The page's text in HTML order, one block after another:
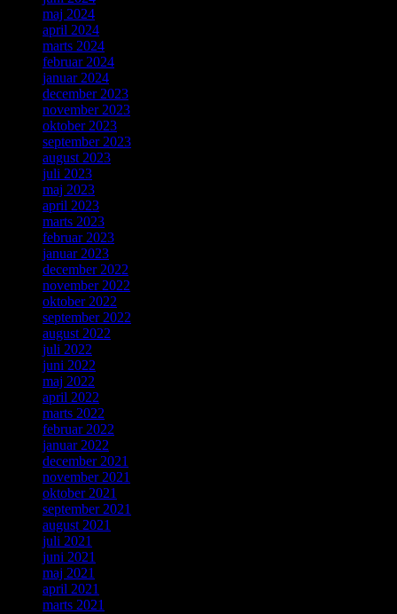
maj 2024
april 2024
marts 2024
februar 2024
januar 2024
december 2023
november 2023
oktober 2023
september 2023
august 2023
juli 2023
maj 2023
april 2023
marts 2023
februar 2023
januar 2023
december 2022
november 2022
oktober 2022
september 2022
august 2022
juli 2022
juni 2022
maj 2022
april 2022
marts 2022
februar 2022
januar 2022
december 2021
november 2021
oktober 2021
september 2021
august 2021
juli 2021
juni 2021
maj 2021
april 2021
marts 2021